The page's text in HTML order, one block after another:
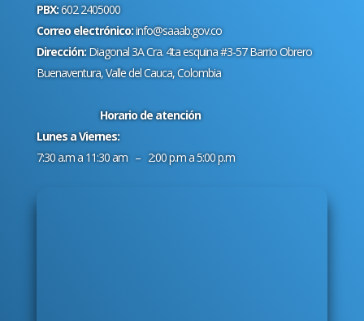
PBX:602 2405000
Correo electrónico:info@saaab.gov.co
Dirección:Diagonal 3A Cra. 4ta esquina #3-57 Barrio Obrero
Buenaventura, Valle del Cauca, Colombia
Horario de atención
Lunes a Viernes:
7:30 a.m a 11:30 am – 2:00 p.m a 5:00 p.m